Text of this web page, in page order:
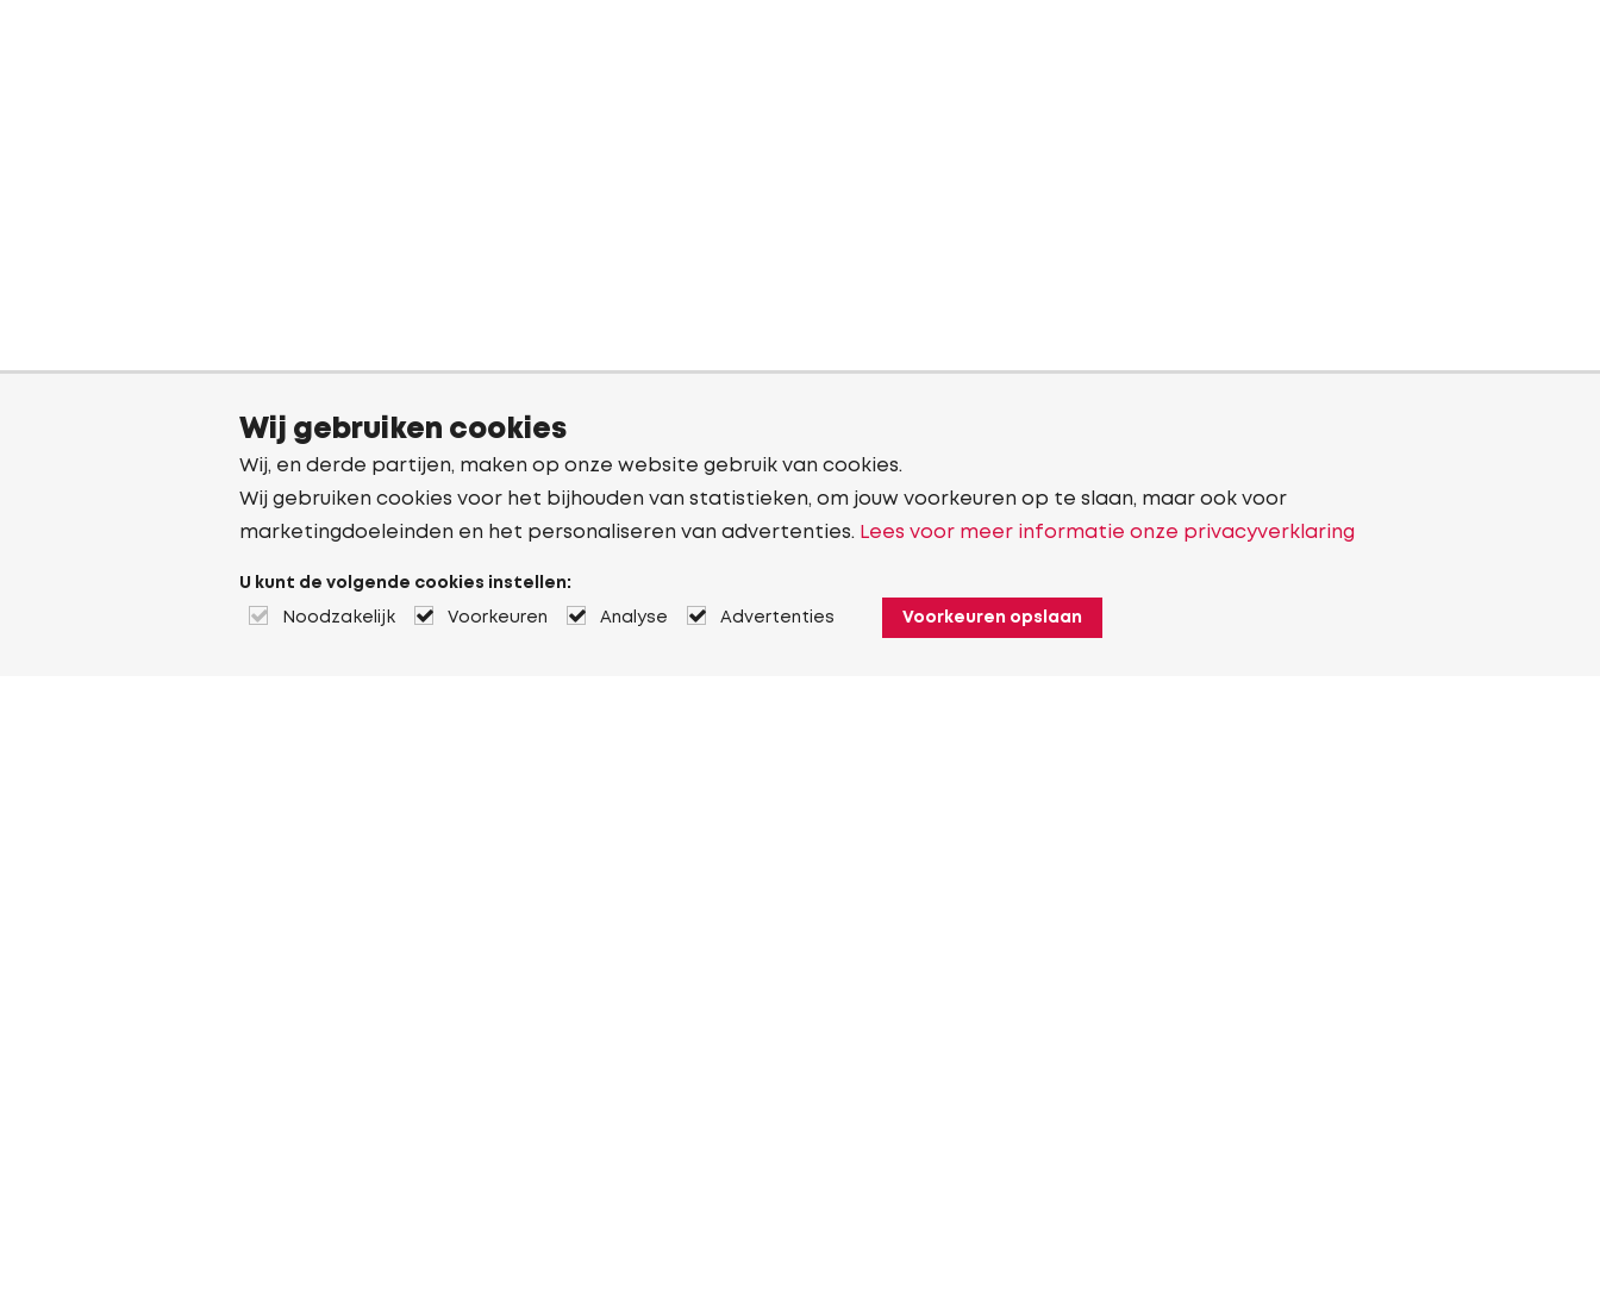
Wij gebruiken cookies
Wij, en derde partijen, maken op onze website gebruik van cookies.
Wij gebruiken cookies voor het bijhouden van statistieken, om jouw voorkeuren op te slaan, maar ook voor
marketingdoeleinden en het personaliseren van advertenties. Lees voor meer informatie onze privacyverklaring
U kunt de volgende cookies instellen:
Noodzakelijk Voorkeuren Analyse Advertenties Voorkeuren opslaan